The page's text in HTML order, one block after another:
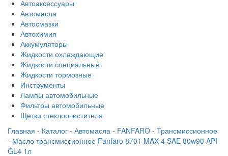
Автоаксессуары
Автомасла
Автосмазки
Автохимия
Аккумуляторы
Жидкости охлаждающие
Жидкости специальные
Жидкости тормозные
Инструменты
Лампы автомобильные
Фильтры автомобильные
Щетки стеклоочистителя
Главная - Каталог - Автомасла - FANFARO - Трансмиссионное
- Масло трансмиссионное Fanfaro 8701 MAX 4 SAE 80w90 API
GL4 1л